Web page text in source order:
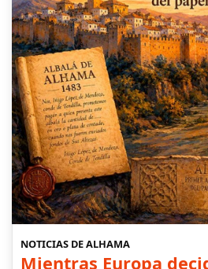
NOTICIAS DE ALHAMA
Mientras Europa